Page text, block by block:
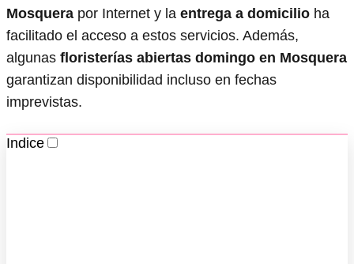
Mosquera por Internet y la entrega a domicilio ha
facilitado el acceso a estos servicios. Además,
algunas floristerías abiertas domingo en Mosquera
garantizan disponibilidad incluso en fechas
imprevistas.
Indice